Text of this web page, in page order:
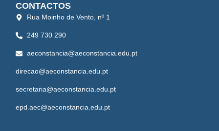
CONTACTOS
Rua Moinho de Vento, nº 1
249 730 290
aeconstancia@aeconstancia.edu.pt
direcao@aeconstancia.edu.pt
secretaria@aeconstancia.edu.pt
epd.aec@aeconstancia.edu.pt